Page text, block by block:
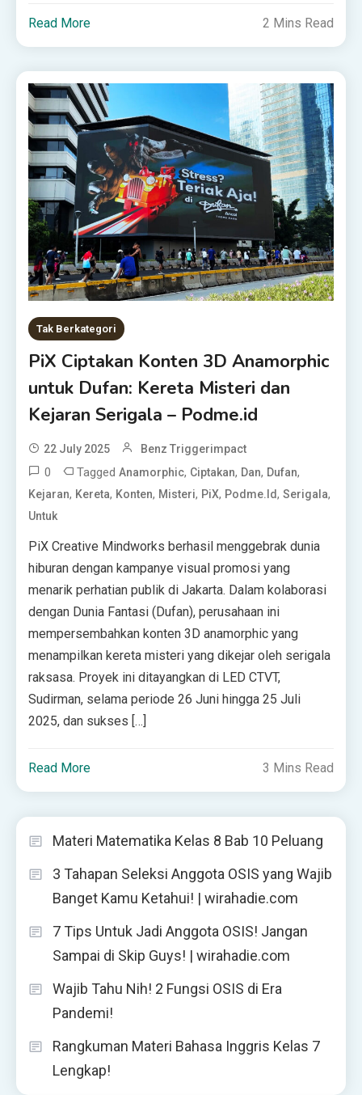
Read More 2 Mins Read
Tak Berkategori
PiX Ciptakan Konten 3D Anamorphic
untuk Dufan: Kereta Misteri dan
Kejaran Serigala – Podme.id
22 July 2025 Benz Triggerimpact
0 TaggedAnamorphic, Ciptakan, Dan, Dufan,
Kejaran, Kereta, Konten, Misteri, PiX, Podme.id,Serigala,
Untuk
PiX Creative Mindworks berhasil menggebrak dunia
hiburan dengan kampanye visual promosi yang
menarik perhatian publik di Jakarta. Dalam kolaborasi
dengan Dunia Fantasi (Dufan), perusahaan ini
mempersembahkan konten 3D anamorphic yang
menampilkan kereta misteri yang dikejar oleh serigala
raksasa. Proyek ini ditayangkan di LED CTVT,
Sudirman, selama periode 26 Juni hingga 25 Juli
2025, dan sukses […]
Read More 3 Mins Read
Materi Matematika Kelas 8 Bab 10 Peluang
3 Tahapan Seleksi Anggota OSIS yang Wajib
Banget Kamu Ketahui! | wirahadie.com
7 Tips Untuk Jadi Anggota OSIS! Jangan
Sampai di Skip Guys! | wirahadie.com
Wajib Tahu Nih! 2 Fungsi OSIS di Era
Pandemi!
Rangkuman Materi Bahasa Inggris Kelas 7
Lengkap!